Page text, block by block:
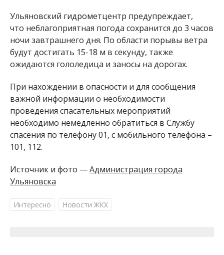
Ульяновский гидрометцентр предупреждает,
что неблагоприятная погода сохранится до 3 часов
ночи завтрашнего дня. По области порывы ветра
будут достигать 15-18 м в секунду, также
ожидаются гололедица и заносы на дорогах.
При нахождении в опасности и для сообщения
важной информации о необходимости
проведения спасательных мероприятий
необходимо немедленно обратиться в Службу
спасения по телефону 01, с мобильного телефона –
101, 112.
Источник и фото —Администрация города
Ульяновска
Интересно Новости ЖКХ